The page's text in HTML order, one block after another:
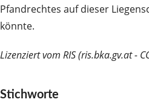
Pfandrechtes auf dieser
könnte.
Lizenziert vom RIS (ris.bka.gv.at -
Stichworte